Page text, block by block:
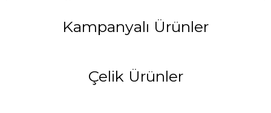
Kampanyalı Ürünler
Çelik Ürünler